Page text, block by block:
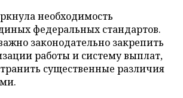
необходимость
федеральных стандартов.
законодательно закрепить
работы и систему выплат,
существенные различия